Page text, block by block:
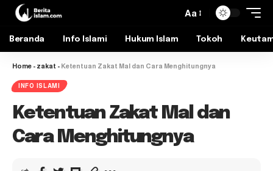
Aa
Beranda Info Islami Hukum Islam Tokoh
Home - zakat - Ketentuan Zakat Mal dan Cara Menghitungnya
INFO ISLAMI
Ketentuan Zakat Mal dan
Cara Menghitungnya